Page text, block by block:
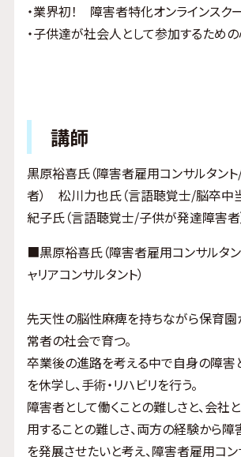
・業界初！ 障害者特化オンラインスク
・子供達が社会人として参加するため
講師
黒原裕喜氏（障害者雇用コンサルタン
者） 松川力也氏（言語聴覚士/脳卒中
紀子氏（言語聴覚士/子供が発達障害者
■黒原裕喜氏（障害者雇用コンサルタ
ャリアコンサルタント）
先天性の脳性麻痺を持ちながら保育園
常者の社会で育つ。
卒業後の進路を考える中で自身の障害
を休学し、手術・リハビリを行う。
障害者として働くことの難しさと、会社
用することの難しさ、両方の経験から障
を発展させたいと考え、障害者雇用コ